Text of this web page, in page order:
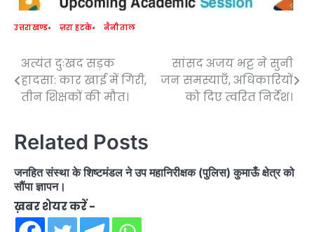
उत्तराखण्ड ज़रा हटके नैनीताल
Post
navigation
अत्यंत दुःखद सड़क
हादसा: कार खाई में गिरी,
तीन शिक्षकों की मौत।
सांसद अजय भट्ट ने सुनी
जन समस्याएँ, अधिकारियों
को दिए त्वरित निर्देश।
Related Posts
जनहित संस्था के शिष्टमंडल ने उप महानिरीक्षक (पुलिस) कुमाऊँ क्षेत्र को
सौंपा ज्ञापन।
ख़बर शेयर करें -